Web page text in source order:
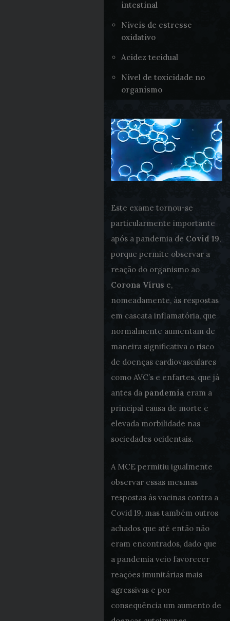
intestinal
Níveis de estresse
oxidativo
Acidez tecidual
Nível de toxicidade no
organismo
Este exame tornou-se
particularmente importante
após a pandemia de Covid 19,
porque permite observar a
reação do organismo ao
Corona Vírus e,
nomeadamente, às respostas
em cascata inflamatória, que
normalmente aumentam de
maneira significativa o risco
de doenças cardiovasculares
como AVC’s e enfartes, que já
antes da pandemia eram a
principal causa de morte e
elevada morbilidade nas
sociedades ocidentais.
A MCE permitiu igualmente
observar essas mesmas
respostas às vacinas contra a
Covid 19, mas também outros
achados que até então não
eram encontrados, dado que
a pandemia veio favorecer
reações imunitárias mais
agressivas e por
consequência um aumento de